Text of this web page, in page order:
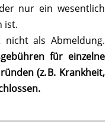
nur ein wesentlich
ist.
als Abmeldung.
für einzelne
(z. B. Krankheit,